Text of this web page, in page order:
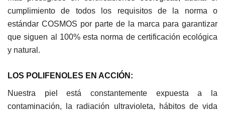
cumplimiento de todos los requisitos de la norma o
estándar COSMOS por parte de la marca para garantizar
que siguen al 100% esta norma de certificación ecológica
y natural.
LOS POLIFENOLES EN ACCIÓN:
Nuestra piel está constantemente expuesta a la
contaminación, la radiación ultravioleta, hábitos de vida